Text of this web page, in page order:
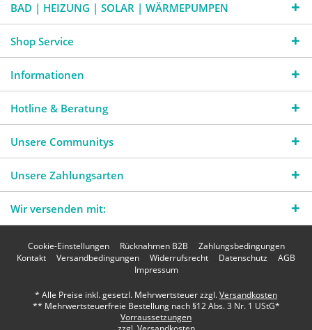
BAD | HEIZUNG | SOLAR | WÄRMEPUMPEN
Shop Service
Informationen
Hotline & Beratung
Unsere Communitys
Unsere Zahlungsarten
Wir versenden mit:
Cookie-Einstellungen Rücknahmen B2B
Zahlungsbedingungen
Kontakt
Versandbedingungen Widerrufsrecht Datenschutz
AGB
Impressum
* Alle Preise inkl. gesetzl. Mehrwertsteuer zzgl.Versandkosten
** Mehrwertsteuerfreie Bestellung nach §12 Abs. 3 Nr. 1 UStG*
Vorraussetzungen